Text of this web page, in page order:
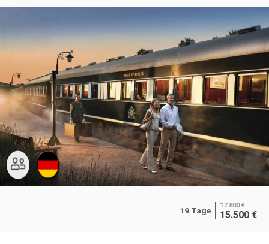
19 Tage
17.800 €
15.500 €